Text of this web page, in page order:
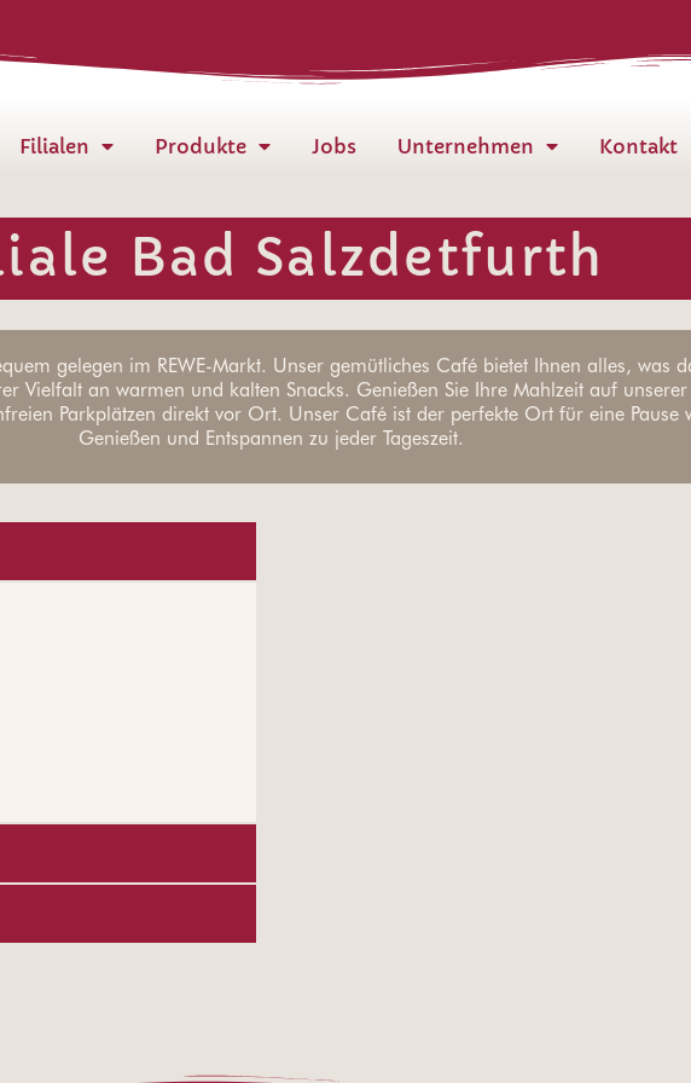
Filialen Produkte Jobs Unternehmen Kontakt
Bad Salzdetfurth
gelegen im REWE-Markt. Unser gemütliches Café bietet Ihnen alles, was
Vielfalt an warmen und kalten Snacks. Genießen Sie Ihre Mahlzeit auf
Parkplätzen direkt vor Ort. Unser Café ist der perfekte Ort für eine Pause
Genießen und Entspannen zu jeder Tageszeit.